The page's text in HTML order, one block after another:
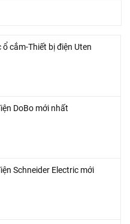
cắm-Thiết bị điện Uten
DoBo mới nhất
Schneider Electric mới